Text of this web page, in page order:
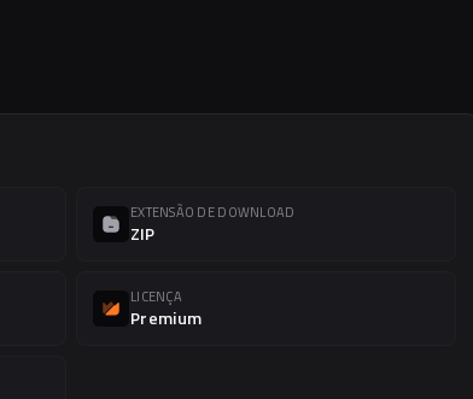
EXTENSÃO DE DOWNLOAD
ZIP
LICENÇA
Premium